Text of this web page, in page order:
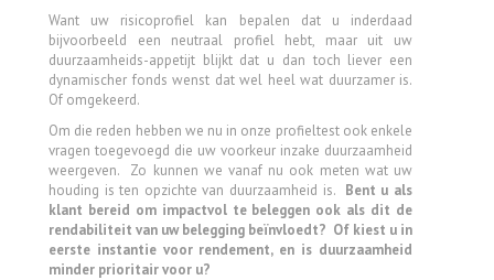
Want uw risicoprofiel kan bepalen dat u inderdaad
bijvoorbeeld een neutraal profiel hebt, maar uit uw
duurzaamheids-appetijt blijkt dat u dan toch liever een
dynamischer fonds wenst dat wel heel wat duurzamer is.
Of omgekeerd.
Om die reden hebben we nu in onze profieltest ook enkele
vragen toegevoegd die uw voorkeur inzake duurzaamheid
weergeven. Zo kunnen we vanaf nu ook meten wat uw
houding is ten opzichte van duurzaamheid is. Bent u als
klant bereid om impactvol te beleggen ook als dit de
rendabiliteit van uw belegging beïnvloedt? Of kiest u in
eerste instantie voor rendement, en is duurzaamheid
minder prioritair voor u?